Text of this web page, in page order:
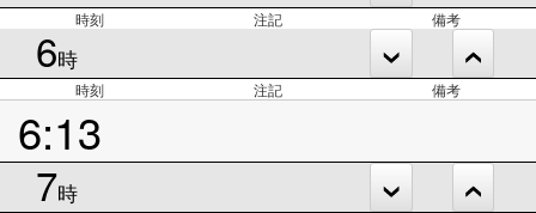
時刻 注記 備考
6時
時刻 注記 備考
6:13
7時